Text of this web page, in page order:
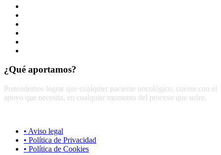
¿Qué aportamos?
Pretendemos lograr que cualquier paciente oncológico, cuente con el
apoyo que necesita, en cualquier momento del proceso que sufre.
• Aviso legal
• Política de Privacidad
• Política de Cookies